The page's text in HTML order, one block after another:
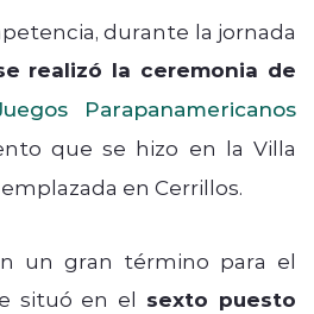
durante la jornada
realizó la ceremonia de
Parapanamericanos
que se hizo en la Villa
en Cerrillos.
un gran término para el
situó en el sexto puesto